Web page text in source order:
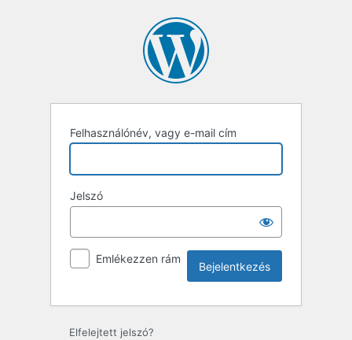
Felhasználónév, vagy e-mail cím
Jelszó
Emlékezzen rám
Elfelejtett jelszó?